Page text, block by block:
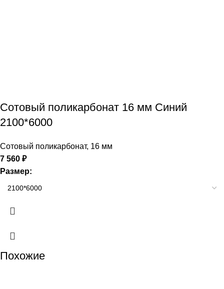
Сотовый поликарбонат 16 мм Синий
2100*6000
Сотовый поликарбонат, 16 мм
7 560 ₽
Размер:
Похожие